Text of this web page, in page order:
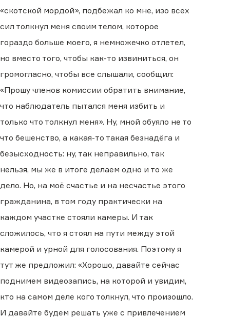
«скотской мордой», подбежал ко мне, изо всех
сил толкнул меня своим телом, которое
гораздо больше моего, я немножечко отлетел,
но вместо того, чтобы как-то извиниться, он
громогласно, чтобы все слышали, сообщил:
«Прошу членов комиссии обратить внимание,
что наблюдатель пытался меня избить и
только что толкнул меня». Ну, мной обуяло не то
что бешенство, а какая-то такая безнадёга и
безысходность: ну, так неправильно, так
нельзя, мы же в итоге делаем одно и то же
дело. Но, на моё счастье и на несчастье этого
гражданина, в том году практически на
каждом участке стояли камеры. И так
сложилось, что я стоял на пути между этой
камерой и урной для голосования. Поэтому я
тут же предложил: «Хорошо, давайте сейчас
поднимем видеозапись, на которой и увидим,
кто на самом деле кого толкнул, что произошло.
И давайте будем решать уже с привлечением